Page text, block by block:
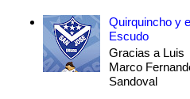
Quirquincho y
Escudo
Gracias a Luis
Marco
Sandoval